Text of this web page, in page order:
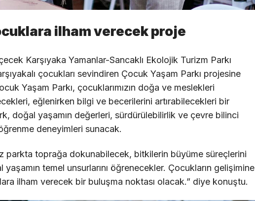
ilham verecek proje
Karşıyaka Yamanlar-Sancaklı Ekolojik Turizm Parkı
çocukları sevindiren Çocuk Yaşam Parkı projesine
Yaşam Parkı, çocuklarımızın doğa ve meslekleri
eğlenirken bilgi ve becerilerini artırabilecekleri bir
doğal yaşamın değerleri, sürdürülebilirlik ve çevre bilinci
deneyimleri sunacak.
parkta toprağa dokunabilecek, bitkilerin büyüme süreçlerini
temel unsurlarını öğrenecekler. Çocukların gelişimine
ilham verecek bir buluşma noktası olacak.” diye konuştu.